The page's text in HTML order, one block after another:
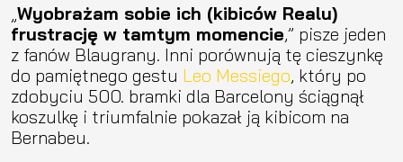
Wyobrażam sobie ich (kibiców Realu)
frustrację w tamtym momencie,” pisze jeden
z fanów Blaugrany. Inni porównują tę cieszynkę
do pamiętnego gestu Leo Messiego, który po
zdobyciu 500. bramki dla Barcelony ściągnął
koszulkę i triumfalnie pokazał ją kibicom na
Bernabeu.